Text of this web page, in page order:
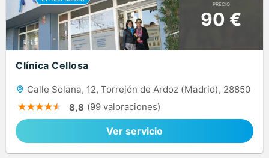
PRECIO
90 €
Clínica Cellosa
Calle Solana, 12, Torrejón de Ardoz (Madrid), 28850
8,8 (99 valoraciones)
Ver servicio